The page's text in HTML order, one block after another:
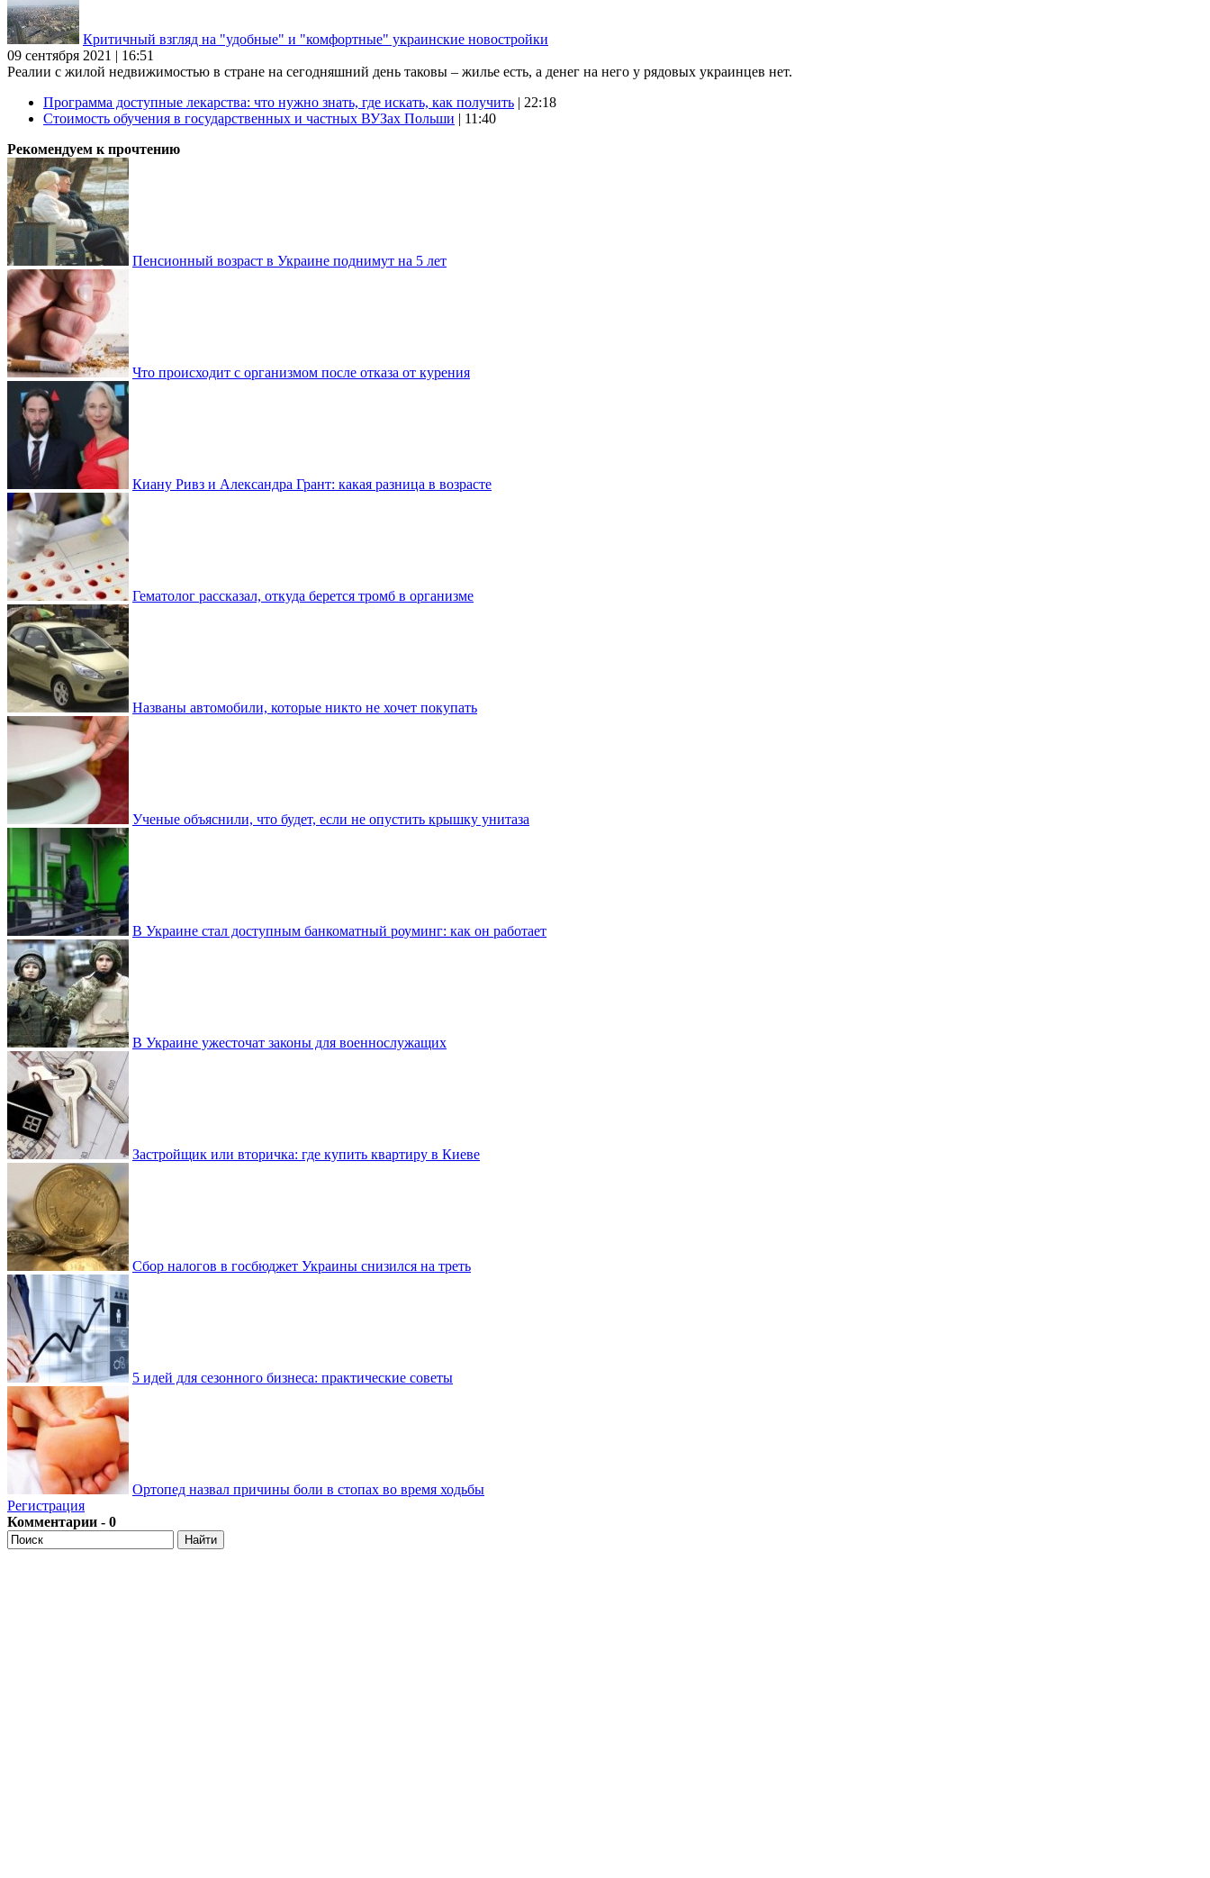
Критичный взгляд на "удобные" и "комфортные" украинские новостройки
09 сентября 2021 | 16:51
Реалии с жилой недвижимостью в стране на сегодняшний день таковы – жилье есть, а денег на него у рядовых украинцев нет.
Программа доступные лекарства: что нужно знать, где искать, как получить | 22:18
Стоимость обучения в государственных и частных ВУЗах Польши | 11:40
Рекомендуем к прочтению
Пенсионный возраст в Украине поднимут на 5 лет
Что происходит с организмом после отказа от курения
Киану Ривз и Александра Грант: какая разница в возрасте
Гематолог рассказал, откуда берется тромб в организме
Названы автомобили, которые никто не хочет покупать
Ученые объяснили, что будет, если не опустить крышку унитаза
В Украине стал доступным банкоматный роуминг: как он работает
В Украине ужесточат законы для военнослужащих
Застройщик или вторичка: где купить квартиру в Киеве
Сбор налогов в госбюджет Украины снизился на треть
5 идей для сезонного бизнеса: практические советы
Ортопед назвал причины боли в стопах во время ходьбы
Регистрация
Комментарии - 0